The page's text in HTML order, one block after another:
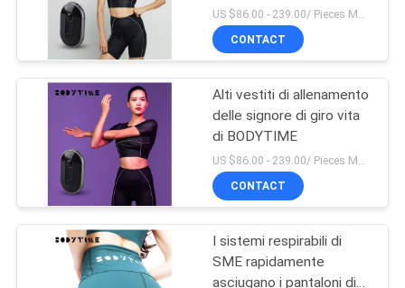
CONTATTICI
NOTIZIA
RICHIEDA
UNA
CITAZIONE
del vestito corrente di
allenamento
CONTACT
Alti vestiti di allenamento
delle signore di giro vita
di BODYTIME
US $86.00 - 239.00/ Pieces MOQ:1pieces
CONTACT
I sistemi respirabili di
SME rapidamente
asciugano i pantaloni di